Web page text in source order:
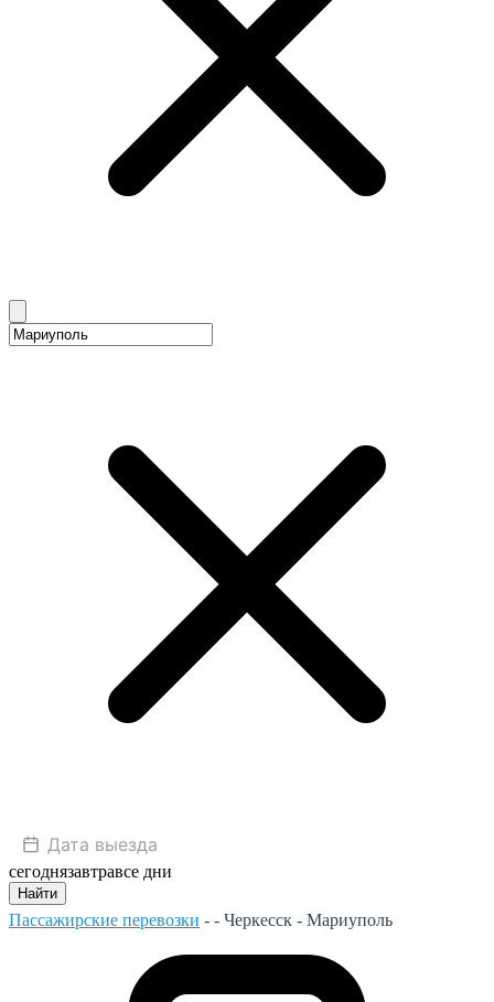
сегоднязавтравсе дни
Найти
Пассажирские перевозки - - Черкесск - Мариуполь